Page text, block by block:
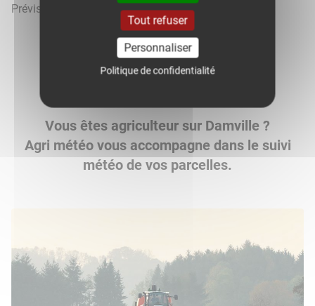
Prévisions météo mises à jour le 7 août 2026 à 17h
Vous êtes agriculteur sur Damville ?
Agri météo vous accompagne dans le suivi
météo de vos parcelles.
Tout refuser
Personnaliser
Politique de confidentialité